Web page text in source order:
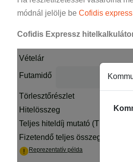
módnál jelölje beCofidis
Cofidis Expressz